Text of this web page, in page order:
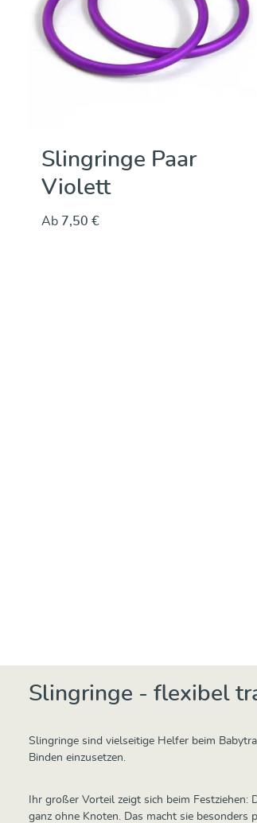
Slingringe Paar
Violett
Ab 7,50 €
Slingringe - flexibel
Slingringe sind vielseitige Helfer beim
Binden einzusetzen.
Ihr großer Vorteil zeigt sich beim
ganz ohne Knoten. Das macht sie